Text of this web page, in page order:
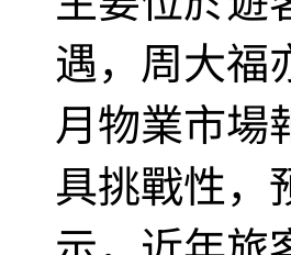
遇，周大福
月物業市場
具挑戰性，